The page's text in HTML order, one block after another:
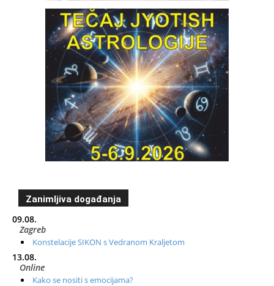
Zanimljiva događanja
09.08.
Zagreb
Konstelacije SIKON s Vedranom Kraljetom
13.08.
Online
Kako se nositi s emocijama?